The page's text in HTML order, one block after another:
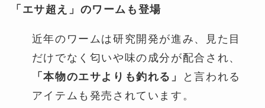
「エサ超え」のワームも登場
近年のワームは研究開発が進み、見た目
だけでなく匂いや味の成分が配合され、
「本物のエサよりも釣れる」
と言われる
アイテムも発売されています。